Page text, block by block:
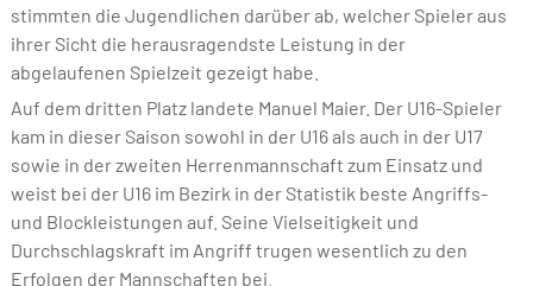
stimmten die Jugendlichen darüber ab, welcher Spieler aus
ihrer Sicht die herausragendste Leistung in der
abgelaufenen Spielzeit gezeigt habe.
Auf dem dritten Platz landete Manuel Maier. Der U16-Spieler
kam in dieser Saison sowohl in der U16 als auch in der U17
sowie in der zweiten Herrenmannschaft zum Einsatz und
weist bei der U16 im Bezirk in der Statistik beste Angriffs-
und Blockleistungen auf. Seine Vielseitigkeit und
Durchschlagskraft im Angriff trugen wesentlich zu den
Erfolgen der Mannschaften bei.